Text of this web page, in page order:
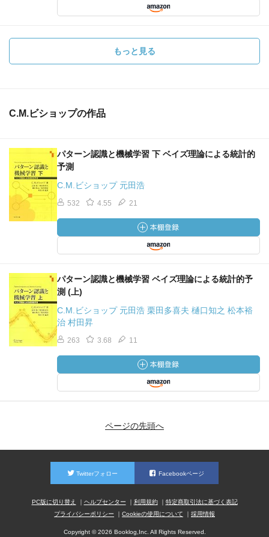
もっと見る
C.M.ビショップの作品
パターン認識と機械学習 下 ベイズ理論による統計的
予測
C.M.ビショップ 元田浩
532 4.55 21
パターン認識と機械学習 ベイズ理論による統計的予
測 (上)
C.M.ビショップ 元田浩 栗田多喜夫 樋口知之 松本裕
治 村田昇
263 3.68 11
ページの先頭へ
Twitterフォロー Facebookページ
PC版に切り替え ヘルプセンター 利用規約
特定商取引法に基づく表記
プライバシーポリシー
Cookieの使用について 採用情報
Copyright © 2026 Booklog,Inc. All Rights Reserved.